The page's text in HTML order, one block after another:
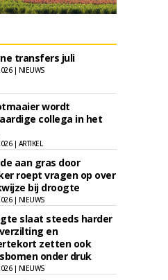
transfers juli
| NIEUWS
wordt
collega in het
| ARTIKEL
aan gras door
roept vragen op over
bij droogte
| NIEUWS
slaat steeds harder
en
zetten ook
onder druk
| NIEUWS